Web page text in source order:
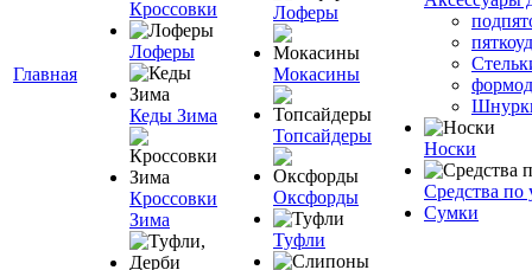
Главная
Кроссовки
Лоферы
Кеды Зима
Кроссовки
Зима
Лоферы
Мокасины
Топсайдеры
Оксфорды
Туфли
Носки
Средства по
Сумки